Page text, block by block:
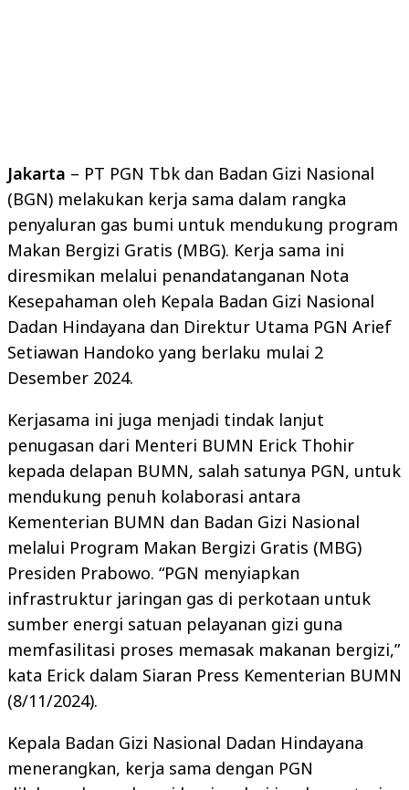
Jakarta – PT PGN Tbk dan Badan Gizi Nasional
(BGN) melakukan kerja sama dalam rangka
penyaluran gas bumi untuk mendukung program
Makan Bergizi Gratis (MBG). Kerja sama ini
diresmikan melalui penandatanganan Nota
Kesepahaman oleh Kepala Badan Gizi Nasional
Dadan Hindayana dan Direktur Utama PGN Arief
Setiawan Handoko yang berlaku mulai 2
Desember 2024.
Kerjasama ini juga menjadi tindak lanjut
penugasan dari Menteri BUMN Erick Thohir
kepada delapan BUMN, salah satunya PGN, untuk
mendukung penuh kolaborasi antara
Kementerian BUMN dan Badan Gizi Nasional
melalui Program Makan Bergizi Gratis (MBG)
Presiden Prabowo. “PGN menyiapkan
infrastruktur jaringan gas di perkotaan untuk
sumber energi satuan pelayanan gizi guna
memfasilitasi proses memasak makanan bergizi,”
kata Erick dalam Siaran Press Kementerian BUMN
(8/11/2024).
Kepala Badan Gizi Nasional Dadan Hindayana
menerangkan, kerja sama dengan PGN